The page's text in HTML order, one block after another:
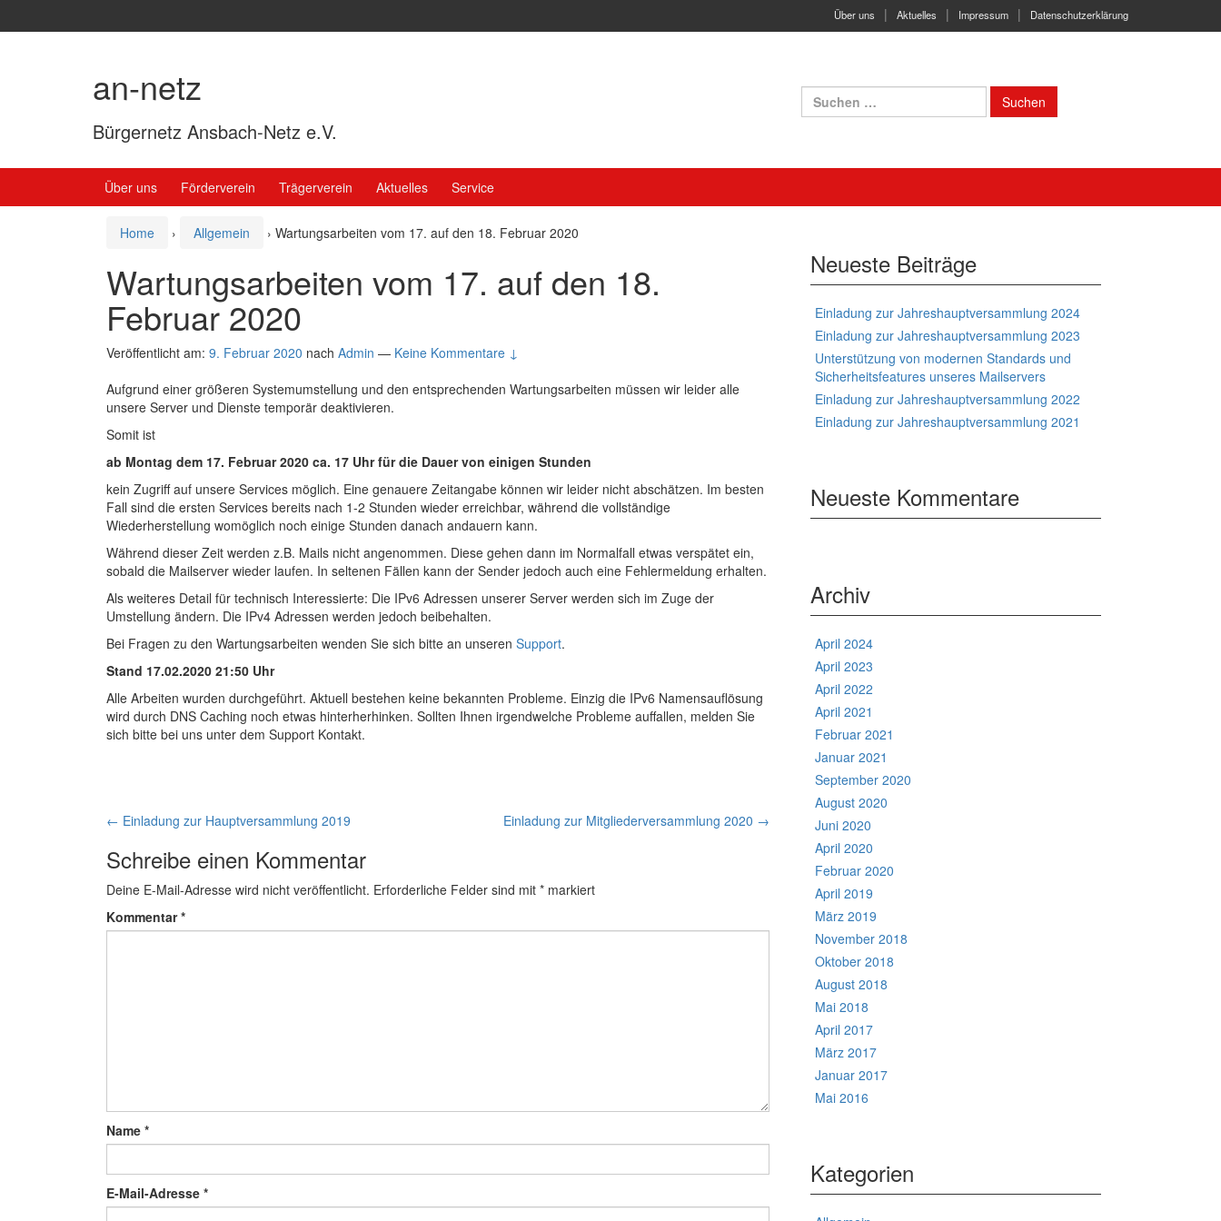
Über uns Aktuelles Impressum Datenschutzerklärung
an-netz
Bürgernetz Ansbach-Netz e.V.
Suchen
nach:
Über uns Förderverein Trägerverein Aktuelles Service
Home › Allgemein › Wartungsarbeiten vom 17. auf den 18. Februar 2020
Wartungsarbeiten vom 17. auf den 18.
Februar 2020
Veröffentlicht am: 9. Februar 2020 nach Admin — Keine Kommentare ↓
Aufgrund einer größeren Systemumstellung und den entsprechenden Wartungsarbeiten müssen wir leider alle
unsere Server und Dienste temporär deaktivieren.
Somit ist
ab Montag dem 17. Februar 2020 ca. 17 Uhr für die Dauer von einigen Stunden
kein Zugriff auf unsere Services möglich. Eine genauere Zeitangabe können wir leider nicht abschätzen. Im besten
Fall sind die ersten Services bereits nach 1-2 Stunden wieder erreichbar, während die vollständige
Wiederherstellung womöglich noch einige Stunden danach andauern kann.
Während dieser Zeit werden z.B. Mails nicht angenommen. Diese gehen dann im Normalfall etwas verspätet ein,
sobald die Mailserver wieder laufen. In seltenen Fällen kann der Sender jedoch auch eine Fehlermeldung erhalten.
Als weiteres Detail für technisch Interessierte: Die IPv6 Adressen unserer Server werden sich im Zuge der
Umstellung ändern. Die IPv4 Adressen werden jedoch beibehalten.
Bei Fragen zu den Wartungsarbeiten wenden Sie sich bitte an unseren Support.
Stand 17.02.2020 21:50 Uhr
Alle Arbeiten wurden durchgeführt. Aktuell bestehen keine bekannten Probleme. Einzig die IPv6 Namensauflösung
wird durch DNS Caching noch etwas hinterherhinken. Sollten Ihnen irgendwelche Probleme auffallen, melden Sie
sich bitte bei uns unter dem Support Kontakt.
Artikel-
Navigation
← Einladung zur Hauptversammlung 2019 Einladung zur Mitgliederversammlung 2020 →
Schreibe einen Kommentar
Deine E-Mail-Adresse wird nicht veröffentlicht. Erforderliche Felder sind mit * markiert
Kommentar*
Name *
E-Mail-Adresse *
Neueste Beiträge
Einladung zur Jahreshauptversammlung 2024
Einladung zur Jahreshauptversammlung 2023
Unterstützung von modernen Standards und
Sicherheitsfeatures unseres Mailservers
Einladung zur Jahreshauptversammlung 2022
Einladung zur Jahreshauptversammlung 2021
Neueste Kommentare
Archiv
April 2024
April 2023
April 2022
April 2021
Februar 2021
Januar 2021
September 2020
August 2020
Juni 2020
April 2020
Februar 2020
April 2019
März 2019
November 2018
Oktober 2018
August 2018
Mai 2018
April 2017
März 2017
Januar 2017
Mai 2016
Kategorien